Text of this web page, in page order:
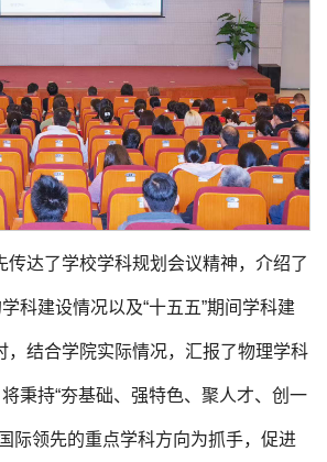
传达了学校学科规划会议精神，介绍了
科建设情况以及“十五五”期间学科建
，结合学院实际情况，汇报了物理学科
秉持“夯基础、强特色、聚人才、创一
际领先的重点学科方向为抓手，促进